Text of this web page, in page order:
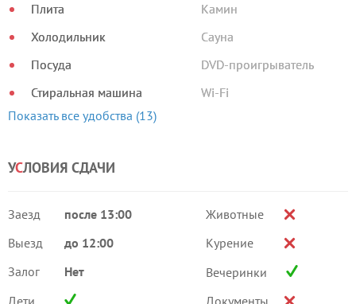
Плита
Холодильник
Посуда
Стиральная машина
Камин
Сауна
DVD-проигрыватель
Wi-Fi
Показать все удобства (13)
УСЛОВИЯ СДАЧИ
Заезд
после 13:00
Выезд
до 12:00
Залог
Нет
Дети
Животные
Курение
Вечеринки
Документы